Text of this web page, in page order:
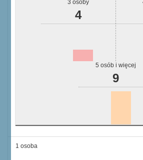
3 osoby
4
5 osób i więcej
9
1 osoba